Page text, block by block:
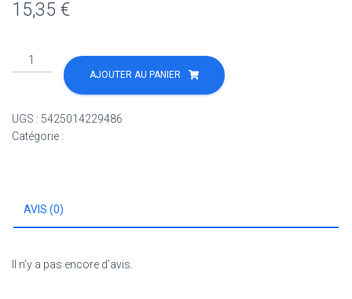
15,35 €
quantité
de
Delicate
surfaces
AJOUTER AU PANIER
UGS : 5425014229486
Catégorie :
AVIS (0)
Il n’y a pas encore d’avis.